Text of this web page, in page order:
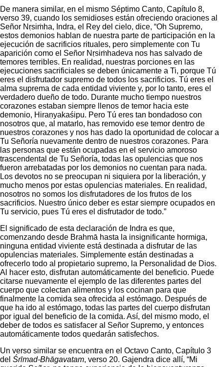
De manera similar, en el mismo Séptimo Canto, Capítulo 8,
verso 39, cuando los semidioses están ofreciendo oraciones al
Señor Nṛsiṁha, Indra, el Rey del cielo, dice, “Oh Supremo,
estos demonios hablan de nuestra parte de participación en la
ejecución de sacrificios rituales, pero simplemente con Tu
aparición como el Señor Nṛsiṁhadeva nos has salvado de
temores terribles. En realidad, nuestras porciones en las
ejecuciones sacrificiales se deben únicamente a Ti, porque Tú
eres el disfrutador supremo de todos los sacrificios. Tú eres el
alma suprema de cada entidad viviente y, por lo tanto, eres el
verdadero dueño de todo. Durante mucho tiempo nuestros
corazones estaban siempre llenos de temor hacia este
demonio, Hiraṇyakaśipu. Pero Tú eres tan bondadoso con
nosotros que, al matarlo, has removido ese temor dentro de
nuestros corazones y nos has dado la oportunidad de colocar a
Tu Señoría nuevamente dentro de nuestros corazones. Para
las personas que están ocupadas en el servicio amoroso
trascendental de Tu Señoría, todas las opulencias que nos
fueron arrebatadas por los demonios no cuentan para nada.
Los devotos no se preocupan ni siquiera por la liberación, y
mucho menos por estas opulencias materiales. En realidad,
nosotros no somos los disfrutadores de los frutos de los
sacrificios. Nuestro único deber es estar siempre ocupados en
Tu servicio, pues Tú eres el disfrutador de todo.”
El significado de esta declaración de Indra es que,
comenzando desde Brahmā hasta la insignificante hormiga,
ninguna entidad viviente está destinada a disfrutar de las
opulencias materiales. Simplemente están destinadas a
ofrecerlo todo al propietario supremo, la Personalidad de Dios.
Al hacer esto, disfrutan automáticamente del beneficio. Puede
citarse nuevamente el ejemplo de las diferentes partes del
cuerpo que colectan alimentos y los cocinan para que
finalmente la comida sea ofrecida al estómago. Después de
que ha ido al estómago, todas las partes del cuerpo disfrutan
por igual del beneficio de la comida. Así, del mismo modo, el
deber de todos es satisfacer al Señor Supremo, y entonces
automáticamente todos quedarán satisfechos.
Un verso similar se encuentra en el Octavo Canto, Capítulo 3
del Śrīmad-Bhāgavatam, verso 20. Gajendra dice allí, “Mi